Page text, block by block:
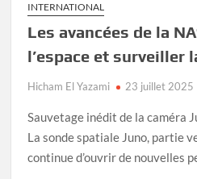
INTERNATIONAL
Les avancées de la
l’espace et surveiller
Hicham El Yazami 23 juillet 2025
Sauvetage inédit de la caméra
La sonde spatiale Juno, partie
continue d’ouvrir de nouvelles